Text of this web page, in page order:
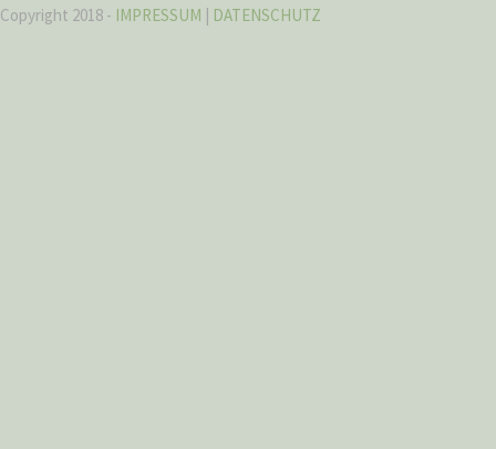
Copyright 2018 - IMPRESSUM | DATENSCHUTZ